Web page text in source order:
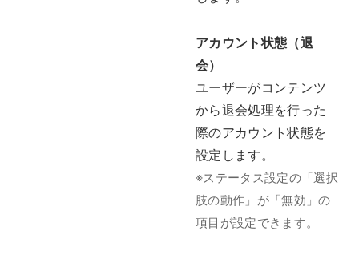
アカウント状態（退
会）
ユーザーがコンテンツ
から退会処理を行った
際のアカウント状態を
設定します。
※ステータス設定の「選択
肢の動作」が「無効」の
項目が設定できます。